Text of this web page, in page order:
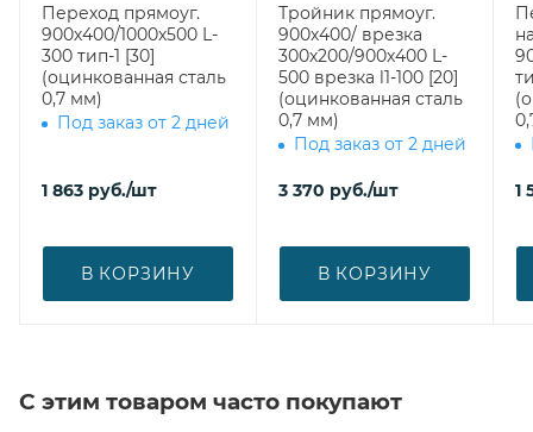
Переход прямоуг.
900х400/1000х500 L-
300 тип-1 [30]
(оцинкованная сталь
0,7 мм)
Под заказ от 2 дней
1 863 руб./шт
В КОРЗИНУ
Тройник прямоуг.
900х400/ врезка
300х200/900х400 L-
500 врезка l1-100 [20]
(оцинкованная сталь
0,7 мм)
Под заказ от 2 дней
3 370 руб./шт
В КОРЗИНУ
1
С этим товаром часто покупают